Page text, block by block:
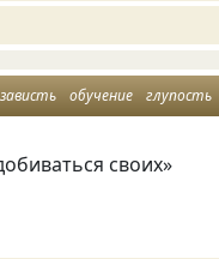
зависть обучение глупость
своих»